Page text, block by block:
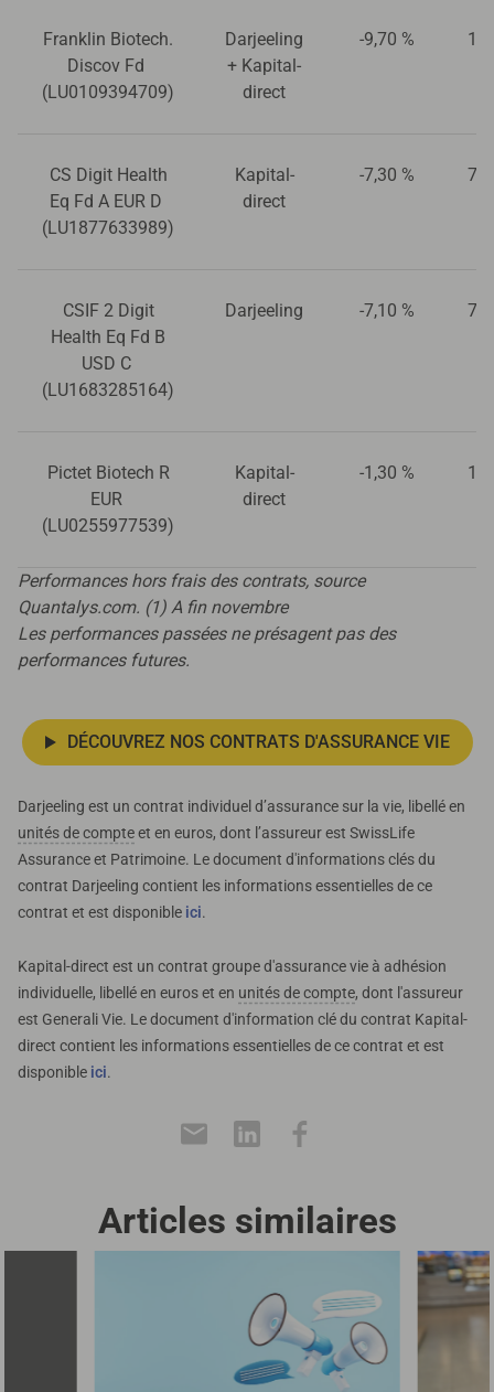
Franklin Biotech.
Discov Fd
(LU0109394709)
Darjeeling
+ Kapital-
direct
-9,70 %
CS Digit Health
Eq Fd A EUR D
(LU1877633989)
Kapital-
direct
-7,30 %
CSIF 2 Digit
Health Eq Fd B
USD C
(LU1683285164)
Darjeeling -7,10 %
Pictet Biotech R
EUR
(LU0255977539)
Kapital-
direct
-1,30 %
Performances hors frais des contrats, source
Quantalys.com. (1) A fin novembre
Les performances passées ne présagent pas des
performances futures.
DÉCOUVREZ NOS CONTRATS D'ASSURANCE VIE
Darjeeling est un contrat individuel d’assurance sur la vie, libellé en
unités de compteet en euros, dont l’assureur est SwissLife
Assurance et Patrimoine. Le document d'informations clés du
contrat Darjeeling contient les informations essentielles de ce
contrat et est disponible ici.
Kapital-direct est un contrat groupe d'assurance vie à adhésion
individuelle, libellé en euros et en unités de compte, dont l'assureur
est Generali Vie. Le document d'information clé du contrat Kapital-
direct contient les informations essentielles de ce contrat et est
disponible ici.
Articles similaires